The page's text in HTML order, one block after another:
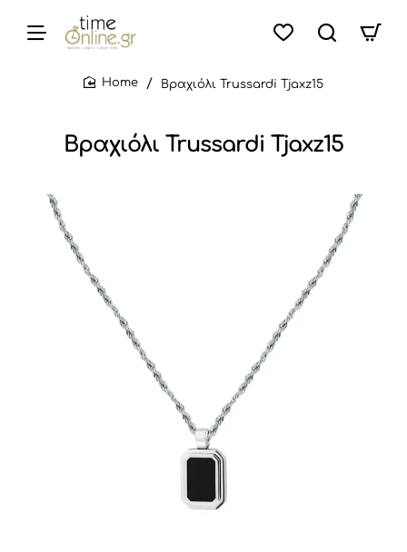
Βραχιόλι Trussardi Tjaxz15
Βραχιόλι Trussardi Tjaxz15